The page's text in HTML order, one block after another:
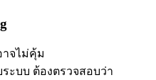
าจไม่คุ้ม
ะบบ ต้องตรวจสอบว่า